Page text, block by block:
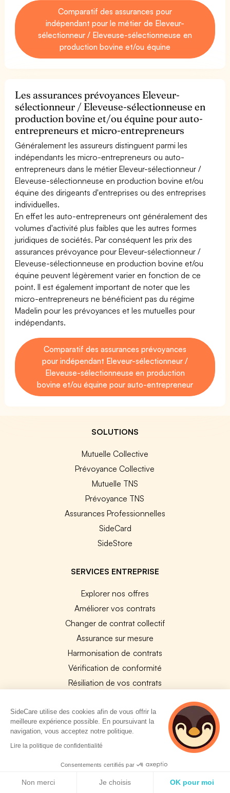
Comparatif des assurances pour
indépendant pour le métier de Eleveur-
sélectionneur / Eleveuse-sélectionneuse en
production bovine et/ou équine
Les assurances prévoyances Eleveur-
sélectionneur / Eleveuse-sélectionneuse en
production bovine et/ou équine pour auto-
entrepreneurs et micro-entrepreneurs
Généralement les assureurs distinguent parmi les
indépendants les micro-entrepreneurs ou auto-
entrepreneurs dans le métier Eleveur-sélectionneur /
Eleveuse-sélectionneuse en production bovine et/ou
équine des dirigeants d'entreprises ou des entreprises
individuelles.
En effet les auto-entrepreneurs ont généralement des
volumes d'activité plus faibles que les autres formes
juridiques de sociétés. Par conséquent les prix des
assurances prévoyance pour Eleveur-sélectionneur /
Eleveuse-sélectionneuse en production bovine et/ou
équine peuvent légèrement varier en fonction de ce
point. Il est également important de noter que les
micro-entrepreneurs ne bénéficient pas du régime
Madelin pour les prévoyances et les mutuelles pour
indépendants.
Comparatif des assurances prévoyances
pour indépendant Eleveur-sélectionneur /
Eleveuse-sélectionneuse en production
bovine et/ou équine pour auto-entrepreneur
SOLUTIONS
Mutuelle Collective
Prévoyance Collective
Mutuelle TNS
Prévoyance TNS
Assurances Professionnelles
SideCard
SideStore
SERVICES ENTREPRISE
Explorer nos offres
Améliorer vos contrats
Changer de contrat collectif
Assurance sur mesure
Harmonisation de contrats
Vérification de conformité
Résiliation de vos contrats
Plateforme Santé Collective
Plateforme Prévoyance collective
Nos modules SIRH
Plateforme QVT
SideCare utilise des cookies afin de vous offrir la
meilleure expérience possible. En poursuivant la
navigation, vous acceptez notre politique.
Lire la politique de confidentialité
Consentements certifiés par
Non merci Je choisis OK pour moi
2 personnes
consultent
actuellement cette